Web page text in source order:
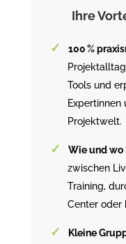
Ihre
100 %
Tools und
Expertinnen
Projektwelt.
Wie und wo
zwischen
Training,
Center oder
Kleine